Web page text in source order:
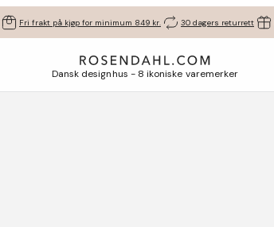
Fri frakt på kjøp for minimum 849 kr. 30 dagers returrett
Dansk designhus - 8 ikoniske varemerker